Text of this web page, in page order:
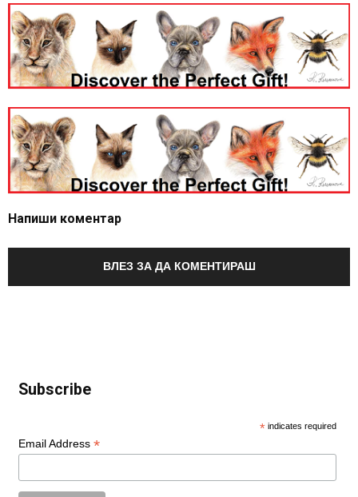
Напиши коментар
ВЛЕЗ ЗА ДА КОМЕНТИРАШ
Subscribe
* indicates required
Email Address *